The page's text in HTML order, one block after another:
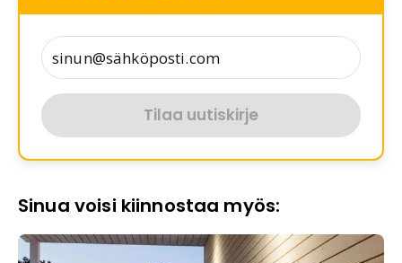
Tilaa uutiskirje
Sinua voisi kiinnostaa myös: